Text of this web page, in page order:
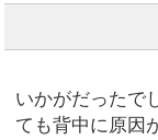
いかがだったで
ても背中に原因